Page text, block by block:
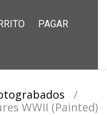
PAGAR
/
WWII (Painted)